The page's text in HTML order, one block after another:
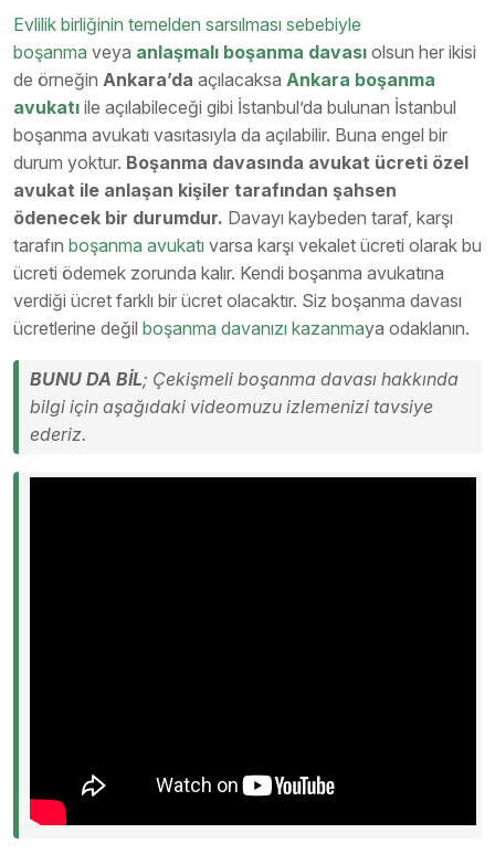
Evlilik birliğinin temelden sarsılması sebebiyle
boşanma veya anlaşmalı boşanma davası olsun her ikisi
de örneğin Ankara’da açılacaksa Ankara boşanma
avukatı ile açılabileceği gibi İstanbul’da bulunan İstanbul
boşanma avukatı vasıtasıyla da açılabilir. Buna engel bir
durum yoktur. Boşanma davasında avukat ücreti özel
avukat ile anlaşan kişiler tarafından şahsen
ödenecek bir durumdur. Davayı kaybeden taraf, karşı
tarafın boşanma avukatı varsa karşı vekalet ücreti olarak bu
ücreti ödemek zorunda kalır. Kendi boşanma avukatına
verdiği ücret farklı bir ücret olacaktır. Siz boşanma davası
ücretlerine değil boşanma davanızı kazanmaya odaklanın.
BUNU DA BİL; Çekişmeli boşanma davası hakkında
bilgi için aşağıdaki videomuzu izlemenizi tavsiye
ederiz.